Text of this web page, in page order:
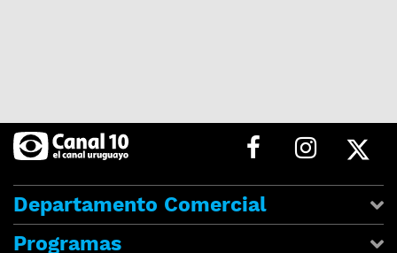
Departamento Comercial
Programas